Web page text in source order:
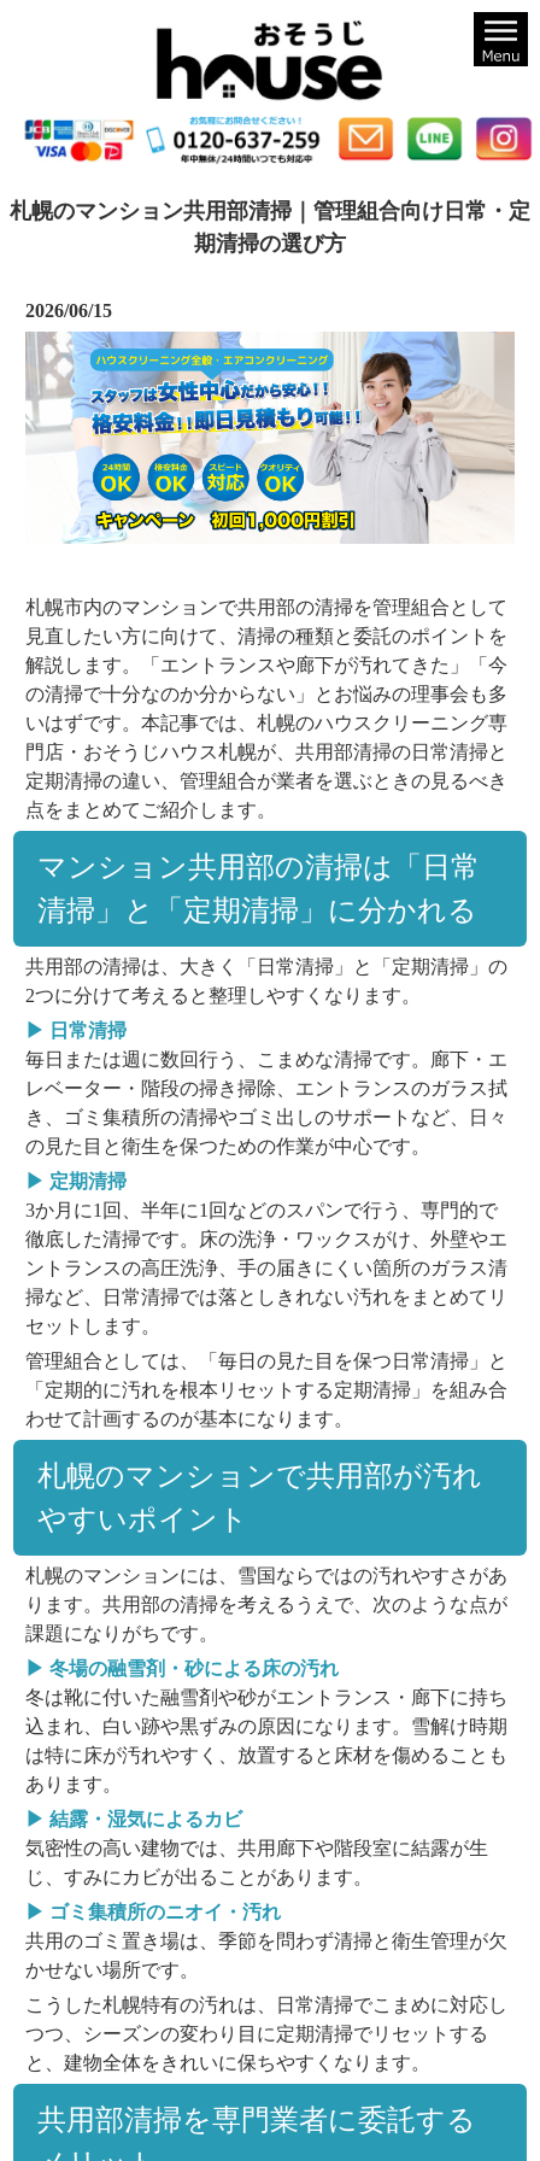
札幌のマンション共用部清掃｜管理組合向け日常・定
期清掃の選び方
2026/06/15
札幌市内のマンションで共用部の清掃を管理組合として
見直したい方に向けて、清掃の種類と委託のポイントを
解説します。「エントランスや廊下が汚れてきた」「今
の清掃で十分なのか分からない」とお悩みの理事会も多
いはずです。本記事では、札幌のハウスクリーニング専
門店・おそうじハウス札幌が、共用部清掃の日常清掃と
定期清掃の違い、管理組合が業者を選ぶときの見るべき
点をまとめてご紹介します。
マンション共用部の清掃は「日常
清掃」と「定期清掃」に分かれる
共用部の清掃は、大きく「日常清掃」と「定期清掃」の
2つに分けて考えると整理しやすくなります。
▶ 日常清掃
毎日または週に数回行う、こまめな清掃です。廊下・エ
レベーター・階段の掃き掃除、エントランスのガラス拭
き、ゴミ集積所の清掃やゴミ出しのサポートなど、日々
の見た目と衛生を保つための作業が中心です。
▶ 定期清掃
3か月に1回、半年に1回などのスパンで行う、専門的で
徹底した清掃です。床の洗浄・ワックスがけ、外壁やエ
ントランスの高圧洗浄、手の届きにくい箇所のガラス清
掃など、日常清掃では落としきれない汚れをまとめてリ
セットします。
管理組合としては、「毎日の見た目を保つ日常清掃」と
「定期的に汚れを根本リセットする定期清掃」を組み合
わせて計画するのが基本になります。
札幌のマンションで共用部が汚れ
やすいポイント
札幌のマンションには、雪国ならではの汚れやすさがあ
ります。共用部の清掃を考えるうえで、次のような点が
課題になりがちです。
▶ 冬場の融雪剤・砂による床の汚れ
冬は靴に付いた融雪剤や砂がエントランス・廊下に持ち
込まれ、白い跡や黒ずみの原因になります。雪解け時期
は特に床が汚れやすく、放置すると床材を傷めることも
あります。
▶ 結露・湿気によるカビ
気密性の高い建物では、共用廊下や階段室に結露が生
じ、すみにカビが出ることがあります。
▶ ゴミ集積所のニオイ・汚れ
共用のゴミ置き場は、季節を問わず清掃と衛生管理が欠
かせない場所です。
こうした札幌特有の汚れは、日常清掃でこまめに対応し
つつ、シーズンの変わり目に定期清掃でリセットする
と、建物全体をきれいに保ちやすくなります。
共用部清掃を専門業者に委託する